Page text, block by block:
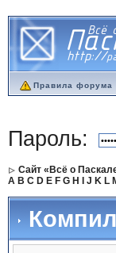
Правила форума
Пароль:
Сайт «Всё о
A B C D E F G H J K L